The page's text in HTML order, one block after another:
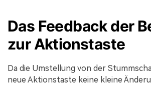
Das Feedback der
zur Aktionstaste
Da die Umstellung von der
neue Aktionstaste keine kleine